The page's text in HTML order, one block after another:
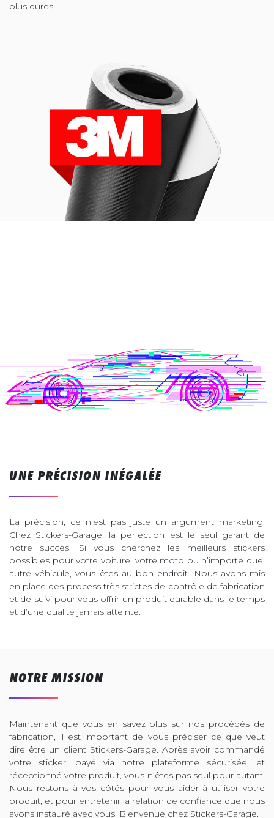
plus dures.
UNE PRÉCISION INÉGALÉE
La précision, ce n’est pas juste un argument marketing.
Chez Stickers-Garage, la perfection est le seul garant de
notre succès. Si vous cherchez les meilleurs stickers
possibles pour votre voiture, votre moto ou n’importe quel
autre véhicule, vous êtes au bon endroit. Nous avons mis
en place des process très strictes de contrôle de fabrication
et de suivi pour vous offrir un produit durable dans le temps
et d’une qualité jamais atteinte.
NOTRE MISSION
Maintenant que vous en savez plus sur nos procédés de
fabrication, il est important de vous préciser ce que veut
dire être un client Stickers-Garage. Après avoir commandé
votre sticker, payé via notre plateforme sécurisée, et
réceptionné votre produit, vous n’êtes pas seul pour autant.
Nous restons à vos côtés pour vous aider à utiliser votre
produit, et pour entretenir la relation de confiance que nous
avons instauré avec vous. Bienvenue chez Stickers-Garage.